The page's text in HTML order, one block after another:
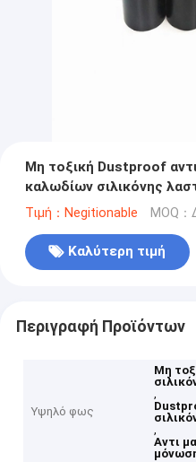
Μη τοξική Dustproof
καλωδίων σιλικόνης
Τιμή：Negitionable MOQ
Καλύτερη τιμή
Περιγραφή Προϊόντων
Υψηλό φως
Μη
,
,
Αντι